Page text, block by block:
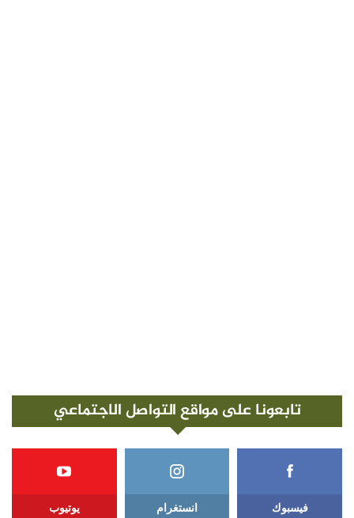
تابعونا على مواقع التواصل الاجتماعي
فيسبوك انستغرام يوتيوب